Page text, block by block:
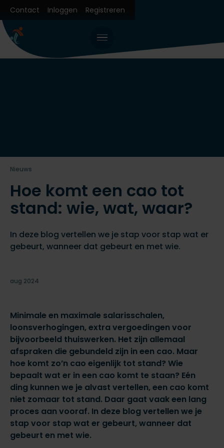
Contact Inloggen Registreren
Nieuws
Hoe komt een cao tot
stand: wie, wat, waar?
In deze blog vertellen we je stap voor stap wat er
gebeurt, wanneer dat gebeurt en met wie.
aug 2024
Minimale en maximale salarisschalen,
loonsverhogingen, extra vergoedingen voor
bijvoorbeeld thuiswerken. Het zijn allemaal
afspraken die gebundeld zijn in een cao. Maar
hoe komt zo’n cao eigenlijk tot stand? Wie
bepaalt wat er in een cao komt te staan? Eén
ding kunnen we je alvast vertellen, een cao komt
niet zomaar tot stand. Daar gaat vaak een lang
proces aan vooraf. In deze blog vertellen we je
stap voor stap wat er gebeurt, wanneer dat
gebeurt en met wie.